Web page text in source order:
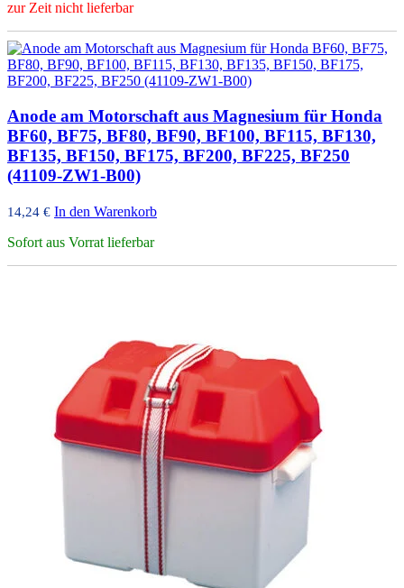
zur Zeit nicht lieferbar
Anode am Motorschaft aus Magnesium für Honda
BF60, BF75, BF80, BF90, BF100, BF115, BF130,
BF135, BF150, BF175, BF200, BF225, BF250
(41109-ZW1-B00)
14,24 € In den Warenkorb
Sofort aus Vorrat lieferbar